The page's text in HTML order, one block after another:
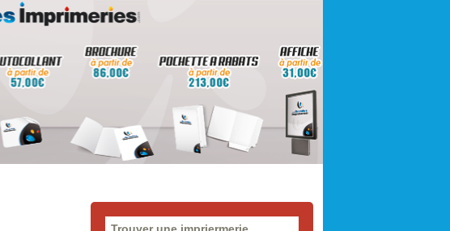
Rechercher